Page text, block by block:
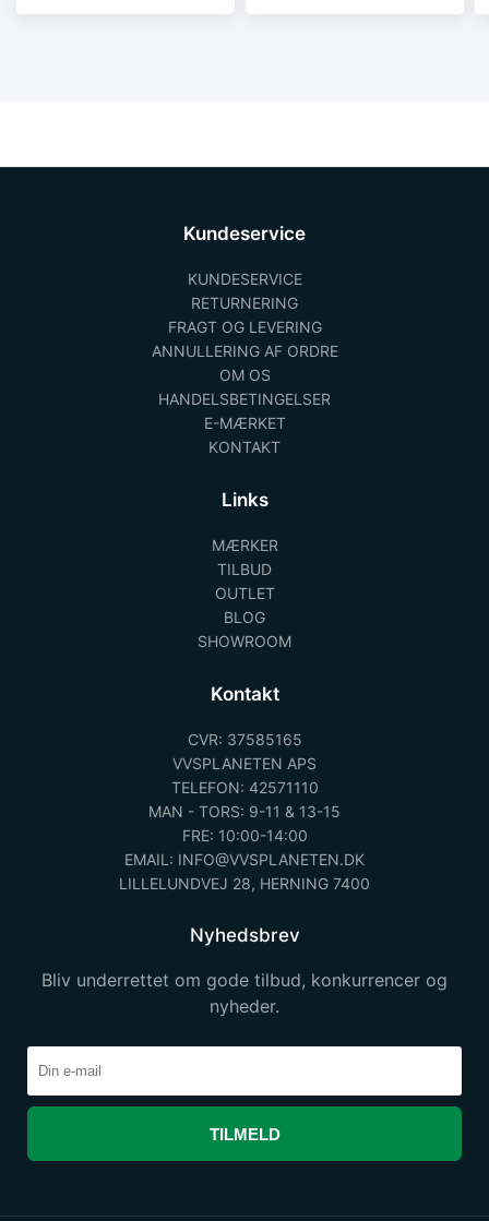
Kundeservice
KUNDESERVICE
RETURNERING
FRAGT OG LEVERING
ANNULLERING AF ORDRE
OM OS
HANDELSBETINGELSER
E-MÆRKET
KONTAKT
Links
MÆRKER
TILBUD
OUTLET
BLOG
SHOWROOM
Kontakt
CVR: 37585165
VVSPLANETEN APS
TELEFON: 42571110
MAN - TORS: 9-11 & 13-15
FRE: 10:00-14:00
EMAIL: INFO@VVSPLANETEN.DK
LILLELUNDVEJ 28, HERNING 7400
Nyhedsbrev
Bliv underrettet om gode tilbud, konkurrencer og
nyheder.
TILMELD